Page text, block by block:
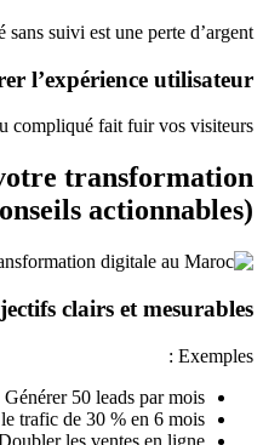
suivi est une perte d’argent.
l’expérience utilisateur
compliqué fait fuir vos visiteurs.
transformation
actionnables)
clairs et mesurables
Exemples :
Générer 50 leads par mois
trafic de 30 % en 6 mois
les ventes en ligne